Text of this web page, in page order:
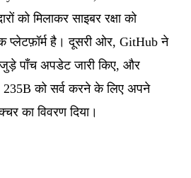
को मिलाकर साइबर रक्षा को
प्लेटफ़ॉर्म है। दूसरी ओर, GitHub ने
पाँच अपडेट जारी किए, और
को सर्व करने के लिए अपने
का विवरण दिया।